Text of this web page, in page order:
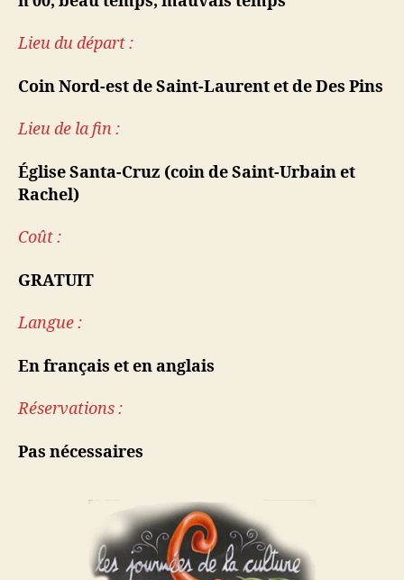
Lieu du départ :
Coin Nord-est de Saint-Laurent et de Des Pins
Lieu de la fin :
Église Santa-Cruz (coin de Saint-Urbain et
Rachel)
Coût :
GRATUIT
Langue :
En français et en anglais
Réservations :
Pas nécessaires